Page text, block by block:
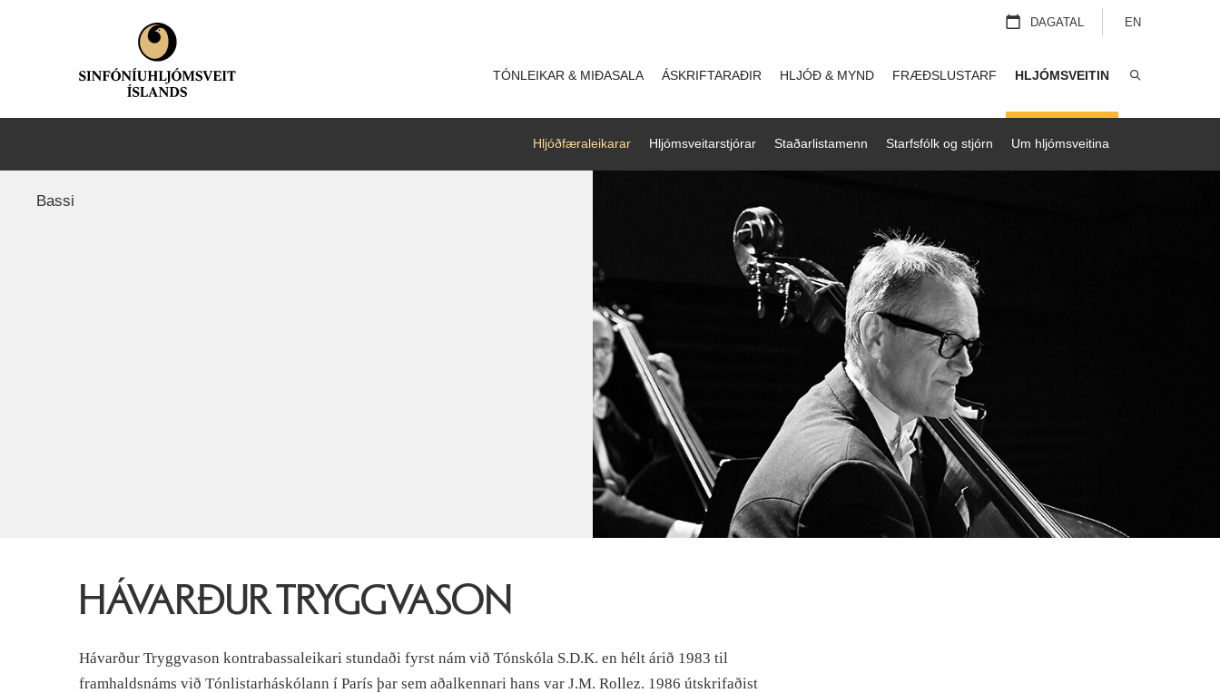
Bassi
HÁVARÐUR TRYGGVASON
Hávarður Tryggvason kontrabassaleikari stundaði fyrst nám við Tónskóla S.D.K. en hélt árið 1983 til
framhaldsnáms við Tónlistarháskólann í París þar sem aðalkennari hans var J.M. Rollez. 1986 útskrifaðist
TÓNLEIKAR & MIÐASALA ÁSKRIFTARAÐIR HLJÓÐ & MYND FRÆÐSLUSTARF HLJÓMSVEITIN
Hljóðfæraleikarar Hljómsveitarstjórar Staðarlistamenn Starfsfólk og stjórn Um hljómsveitina
EN
DAGATAL